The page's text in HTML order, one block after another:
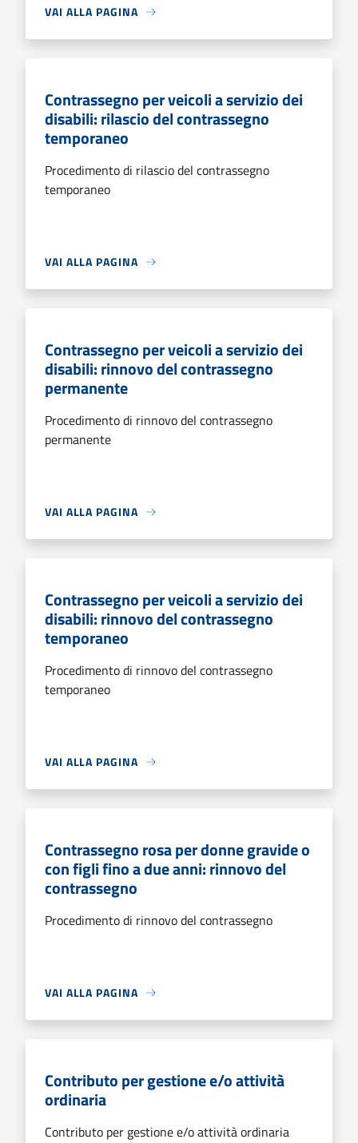
VAI ALLA PAGINA
Contrassegno per veicoli a servizio dei
disabili: rilascio del contrassegno
temporaneo
Procedimento di rilascio del contrassegno
temporaneo
VAI ALLA PAGINA
Contrassegno per veicoli a servizio dei
disabili: rinnovo del contrassegno
permanente
Procedimento di rinnovo del contrassegno
permanente
VAI ALLA PAGINA
Contrassegno per veicoli a servizio dei
disabili: rinnovo del contrassegno
temporaneo
Procedimento di rinnovo del contrassegno
temporaneo
VAI ALLA PAGINA
Contrassegno rosa per donne gravide o
con figli fino a due anni: rinnovo del
contrassegno
Procedimento di rinnovo del contrassegno
VAI ALLA PAGINA
Contributo per gestione e/o attività
ordinaria
Contributo per gestione e/o attività ordinaria